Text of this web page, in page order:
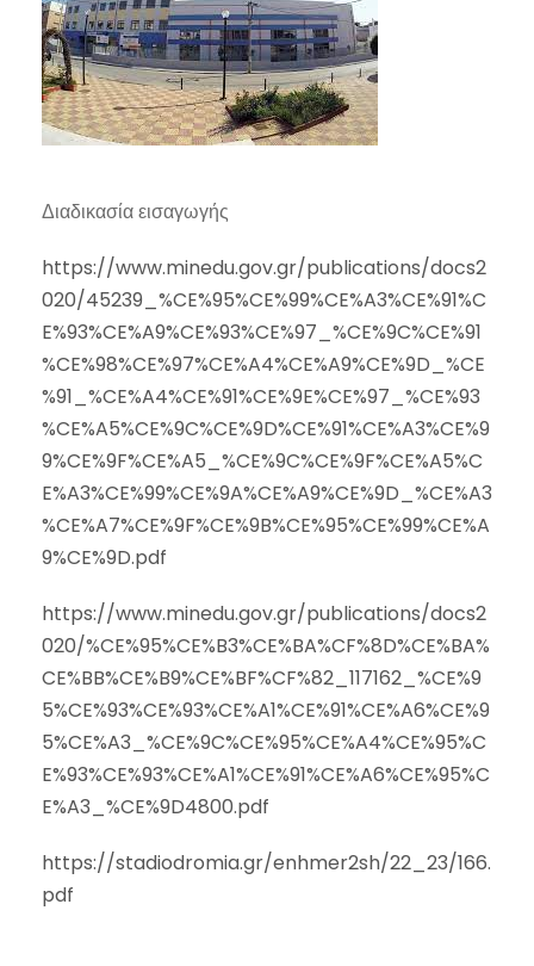
Διαδικασία εισαγωγής
https://www.minedu.gov.gr/publications/docs2
020/45239_%CE%95%CE%99%CE%A3%CE%91%C
E%93%CE%A9%CE%93%CE%97_%CE%9C%CE%91
%CE%98%CE%97%CE%A4%CE%A9%CE%9D_%CE
%91_%CE%A4%CE%91%CE%9E%CE%97_%CE%93
%CE%A5%CE%9C%CE%9D%CE%91%CE%A3%CE%9
9%CE%9F%CE%A5_%CE%9C%CE%9F%CE%A5%C
E%A3%CE%99%CE%9A%CE%A9%CE%9D_%CE%A3
%CE%A7%CE%9F%CE%9B%CE%95%CE%99%CE%A
9%CE%9D.pdf
https://www.minedu.gov.gr/publications/docs2
020/%CE%95%CE%B3%CE%BA%CF%8D%CE%BA%
CE%BB%CE%B9%CE%BF%CF%82_117162_%CE%9
5%CE%93%CE%93%CE%A1%CE%91%CE%A6%CE%9
5%CE%A3_%CE%9C%CE%95%CE%A4%CE%95%C
E%93%CE%93%CE%A1%CE%91%CE%A6%CE%95%C
E%A3_%CE%9D4800.pdf
https://stadiodromia.gr/enhmer2sh/22_23/166.
pdf